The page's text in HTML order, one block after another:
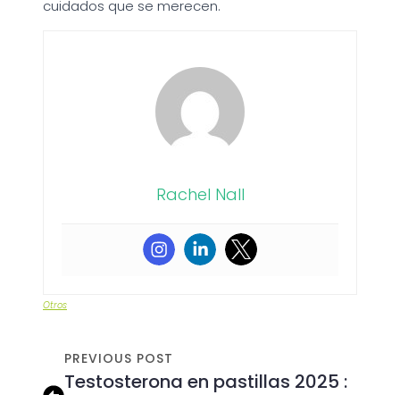
cuidados que se merecen.
Rachel Nall
Otros
PREVIOUS POST
Testosterona en pastillas 2025 :